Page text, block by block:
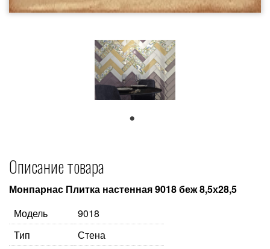
Описание товара
Монпарнас Плитка настенная 9018 беж 8,5х28,5
Модель
9018
Тип
Стена